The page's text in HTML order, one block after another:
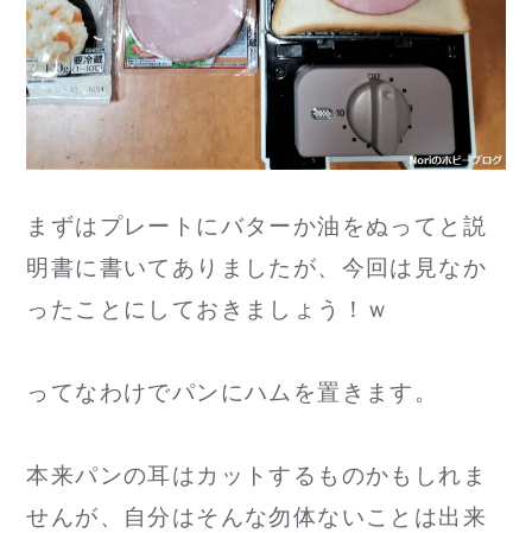
まずはプレートにバターか油をぬってと説
明書に書いてありましたが、今回は見なか
ったことにしておきましょう！ｗ
ってなわけでパンにハムを置きます。
本来パンの耳はカットするものかもしれま
せんが、自分はそんな勿体ないことは出来